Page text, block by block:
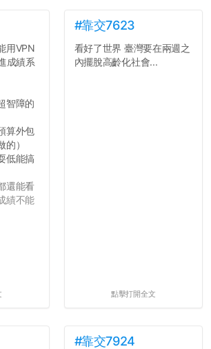
用VPN
成績系
智障的
算外包
）
低能搞
還能看
績不能
#靠交7623
看好了世界 臺灣要在兩週之
內擺脫高齡化社會...
點擊打開全文
#靠交7924